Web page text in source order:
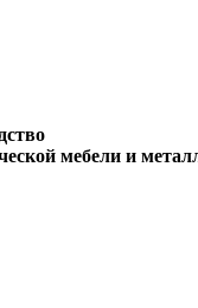
мебели и